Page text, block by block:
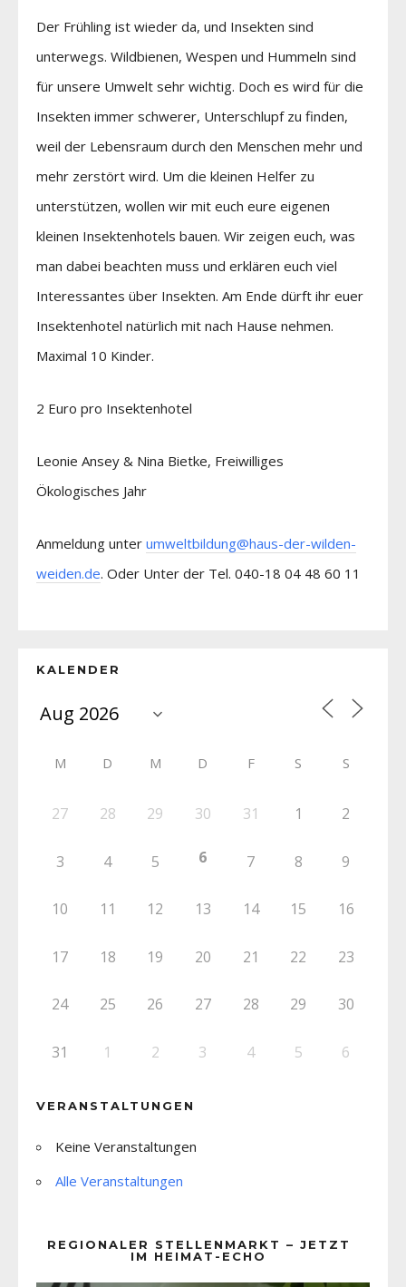
Der Frühling ist wieder da, und Insekten sind
unterwegs. Wildbienen, Wespen und Hummeln sind
für unsere Umwelt sehr wichtig. Doch es wird für die
Insekten immer schwerer, Unterschlupf zu finden,
weil der Lebensraum durch den Menschen mehr und
mehr zerstört wird. Um die kleinen Helfer zu
unterstützen, wollen wir mit euch eure eigenen
kleinen Insektenhotels bauen. Wir zeigen euch, was
man dabei beachten muss und erklären euch viel
Interessantes über Insekten. Am Ende dürft ihr euer
Insektenhotel natürlich mit nach Hause nehmen.
Maximal 10 Kinder.
2 Euro pro Insektenhotel
Leonie Ansey & Nina Bietke, Freiwilliges
Ökologisches Jahr
Anmeldung unter umweltbildung@haus-der-wilden-
weiden.de. Oder Unter der Tel. 040-18 04 48 60 11
KALENDER
M D M D F S S
27 28 29 30 31 1 2
3 4 5 6 7 8 9
10 11 12 13 14 15 16
17 18 19 20 21 22 23
24 25 26 27 28 29 30
31 1 2 3 4 5 6
VERANSTALTUNGEN
Keine Veranstaltungen
Alle Veranstaltungen
REGIONALER STELLENMARKT – JETZT
IM HEIMAT-ECHO